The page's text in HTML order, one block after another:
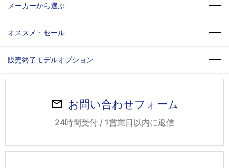
メーカーから選ぶ
オススメ・セール
販売終了モデルオプション
お問い合わせフォーム
24時間受付 / 1営業日以内に返信